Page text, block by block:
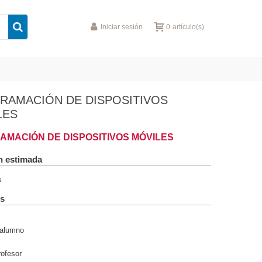
Iniciar sesión 0 artículo(s)
DE DISPOSITIVOS
DE DISPOSITIVOS MÓVILES
estimada